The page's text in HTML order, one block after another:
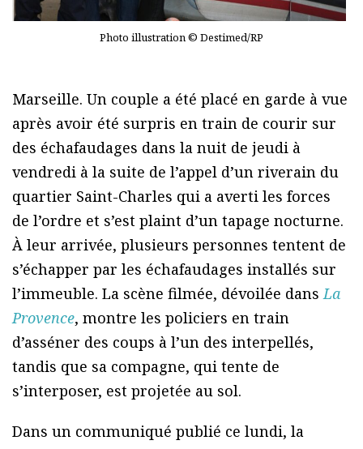
Photo illustration © Destimed/RP
Marseille. Un couple a été placé en garde à vue
après avoir été surpris en train de courir sur
des échafaudages dans la nuit de jeudi à
vendredi à la suite de l’appel d’un riverain du
quartier Saint-Charles qui a averti les forces
de l’ordre et s’est plaint d’un tapage nocturne.
À leur arrivée, plusieurs personnes tentent de
s’échapper par les échafaudages installés sur
l’immeuble. La scène filmée, dévoilée dans La
Provence, montre les policiers en train
d’asséner des coups à l’un des interpellés,
tandis que sa compagne, qui tente de
s’interposer, est projetée au sol.
Dans un communiqué publié ce lundi, la